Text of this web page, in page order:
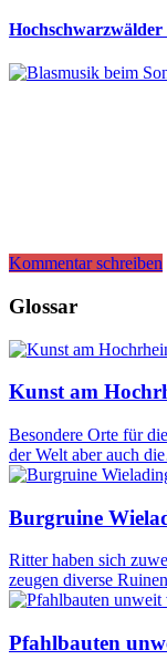
Kommentar schreiben
Glossar
Kunst am
Besondere Orte für
der Welt aber auch
Burgruine
Ritter haben sich
zeugen diverse
Pfahlbauten